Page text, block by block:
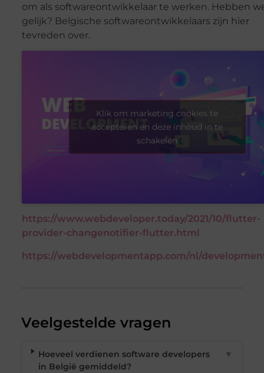
om als softwareontwikkelaar te werken. Hebben
gelijk? Belgische softwareontwikkelaars zijn hier
tevreden over.
Klik om marketing cookies te
accepteren en deze inhoud in te
schakelen
https://www.webdeveloper.today/2021/10/flutter-
provider-changenotifier-flutter.html
https://webdevelopmentapp.com/nl/
Veelgestelde vragen
Hoeveel verdienen software developers
in België gemiddeld?
▼